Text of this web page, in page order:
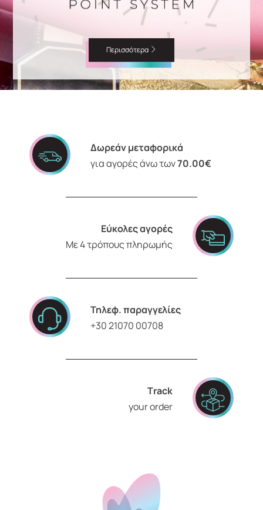
Περισσότερα
Δωρεάν μεταφορικά
για αγορές άνω των70.00€
Εύκολες αγορές
Με 4 τρόπους πληρωμής
Τηλεφ. παραγγελίες
+30 21070 00708
Τrack
your order